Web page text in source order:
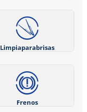
Limpiaparabrisas
Frenos